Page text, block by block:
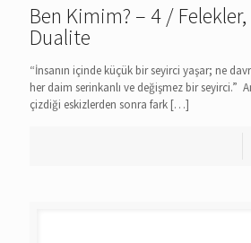
Ben Kimim? – 4 /
Dualite
“İnsanın içinde küçük bir seyirci yaşar; ne
her daim serinkanlı ve değişmez bir seyirci.”
çizdiği eskizlerden sonra fark […]